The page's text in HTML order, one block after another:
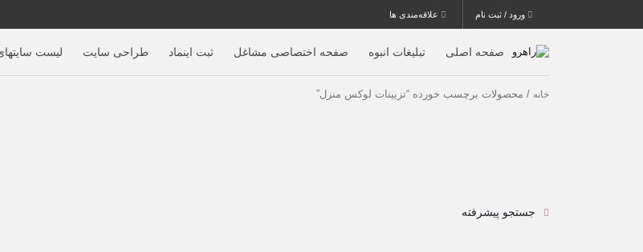
ورود / ثبت نام علاقه‌مندی ها
صفحه اصلی تبلیغات انبوه صفحه اختصاصی مشاغل ثبت اینماد طراحی سایت لیست
خانه / محصولات برچسب خورده “تزیینات لوکس منزل”
جستجو پیشرفته